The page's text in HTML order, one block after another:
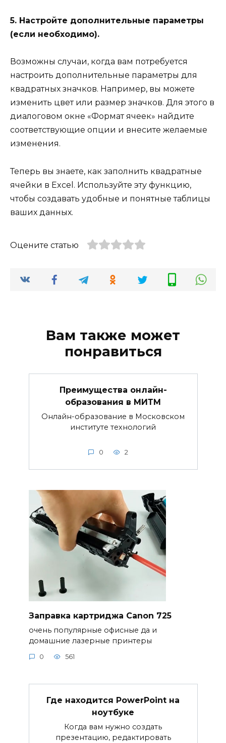
5. Настройте дополнительные параметры
(если необходимо).
Возможны случаи, когда вам потребуется
настроить дополнительные параметры для
квадратных значков. Например, вы можете
изменить цвет или размер значков. Для этого в
диалоговом окне «Формат ячеек» найдите
соответствующие опции и внесите желаемые
изменения.
Теперь вы знаете, как заполнить квадратные
ячейки в Excel. Используйте эту функцию,
чтобы создавать удобные и понятные таблицы
ваших данных.
Оцените статью
Вам также может
понравиться
Преимущества онлайн-
образования в МИТМ
Онлайн-образование в Московском
институте технологий
0 2
Заправка картриджа Canon 725
очень популярные офисные да и
домашние лазерные принтеры
0 561
Где находится PowerPoint на
ноутбуке
Когда вам нужно создать
презентацию, редактировать